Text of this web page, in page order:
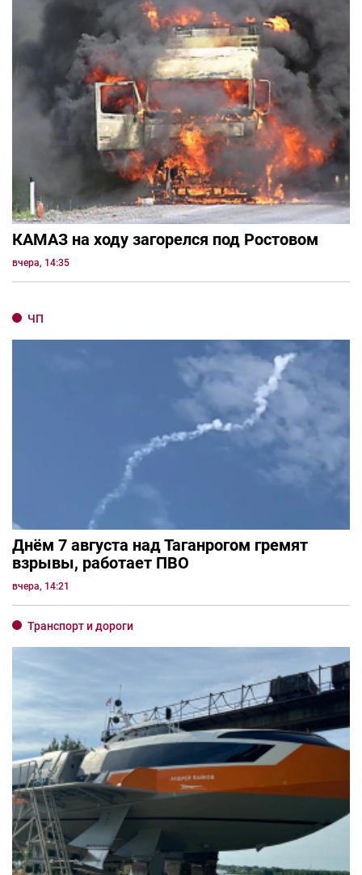
КАМАЗ на ходу загорелся под Ростовом
вчера, 14:35
ЧП
Днём 7 августа над Таганрогом гремят
взрывы, работает ПВО
вчера, 14:21
Транспорт и дороги